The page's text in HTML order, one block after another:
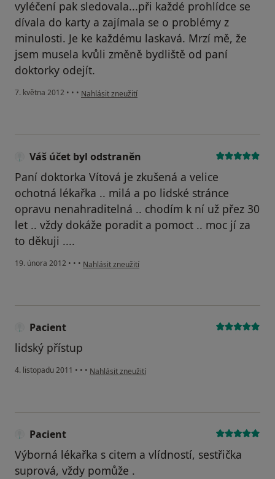
vyléčení pak sledovala...při každé prohlídce se
dívala do karty a zajímala se o problémy z
minulosti. Je ke každému laskavá. Mrzí mě, že
jsem musela kvůli změně bydliště od paní
doktorky odejít.
7. května 2012 • • • podle názoru uživatele Eva Maxová
Nahlásit zneužití
Váš účet byl odstraněn
Paní doktorka Vítová je zkušená a velice
ochotná lékařka .. milá a po lidské stránce
opravu nenahraditelná .. chodím k ní už přez 30
let .. vždy dokáže poradit a pomoct .. moc jí za
to děkuji ....
19. února 2012 • • • podle názoru uživatele Váš účet byl odstraněn
Nahlásit zneužití
Pacient
lidský přístup
4. listopadu 2011 • • • podle názoru uživatele Pacient
Nahlásit zneužití
Pacient
Výborná lékařka s citem a vlídností, sestřička
suprová, vždy pomůže .